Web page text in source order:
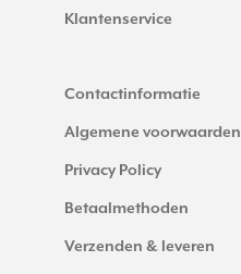
Klantenservice
Contactinformatie
Algemene voorwaarden
Privacy Policy
Betaalmethoden
Verzenden & leveren